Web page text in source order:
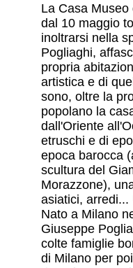
La Casa
dal 10 maggio
inoltrarsi nella
Pogliaghi,
propria
artistica e di
sono, oltre la
popolano la
dall'Oriente
etruschi e di
epoca barocca
scultura del
Morazzone),
asiatici,
Nato a Milano
Giuseppe
colte famiglie
di Milano per